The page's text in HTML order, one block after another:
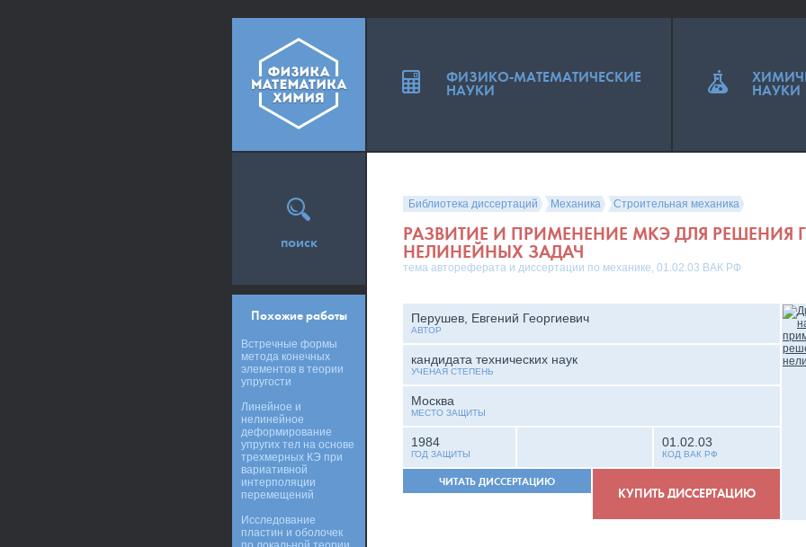
Библиотека диссертаций Механика Строительная механика
РАЗВИТИЕ И ПРИМЕНЕНИЕ МКЭ ДЛЯ РЕШЕНИЯ
НЕЛИНЕЙНЫХ ЗАДАЧ
тема автореферата и диссертации по механике, 01.02.03 ВАК РФ
Перушев, Евгений Георгиевич
АВТОР
кандидата технических наук
УЧЕНАЯ СТЕПЕНЬ
Москва
МЕСТО ЗАЩИТЫ
1984
ГОД ЗАЩИТЫ
01.02.03
КОД ВАК РФ
ЧИТАТЬ ДИССЕРТАЦИЮ
КУПИТЬ ДИССЕРТАЦИЮ
поиск
Похожие работы
Встречные формы
метода конечных
элементов в теории
упругости
Линейное и
нелинейное
деформирование
упругих тел на основе
трехмерных КЭ при
вариативной
интерполяции
перемещений
Исследование
пластин и оболочек
ФИЗИКО-МАТЕМАТИЧЕСКИЕ
НАУКИ НАУКИ